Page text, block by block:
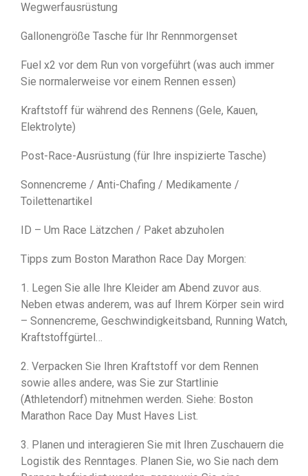
Wegwerfausrüstung
Gallonengröße Tasche für Ihr Rennmorgenset
Fuel x2 vor dem Run von vorgeführt (was auch immer
Sie normalerweise vor einem Rennen essen)
Kraftstoff für während des Rennens (Gele, Kauen,
Elektrolyte)
Post-Race-Ausrüstung (für Ihre inspizierte Tasche)
Sonnencreme / Anti-Chafing / Medikamente /
Toilettenartikel
ID – Um Race Lätzchen / Paket abzuholen
Tipps zum Boston Marathon Race Day Morgen:
1. Legen Sie alle Ihre Kleider am Abend zuvor aus.
Neben etwas anderem, was auf Ihrem Körper sein wird
– Sonnencreme, Geschwindigkeitsband, Running Watch,
Kraftstoffgürtel…
2. Verpacken Sie Ihren Kraftstoff vor dem Rennen
sowie alles andere, was Sie zur Startlinie
(Athletendorf) mitnehmen werden. Siehe: Boston
Marathon Race Day Must Haves List.
3. Planen und interagieren Sie mit Ihren Zuschauern die
Logistik des Renntages. Planen Sie, wo Sie nach dem